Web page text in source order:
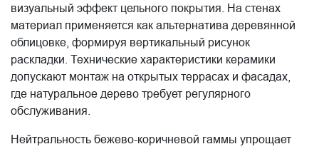
визуальный эффект цельного покрытия. На стенах
материал применяется как альтернатива деревянной
облицовке, формируя вертикальный рисунок
раскладки. Технические характеристики керамики
допускают монтаж на открытых террасах и фасадах,
где натуральное дерево требует регулярного
обслуживания.
Нейтральность бежево-коричневой гаммы упрощает